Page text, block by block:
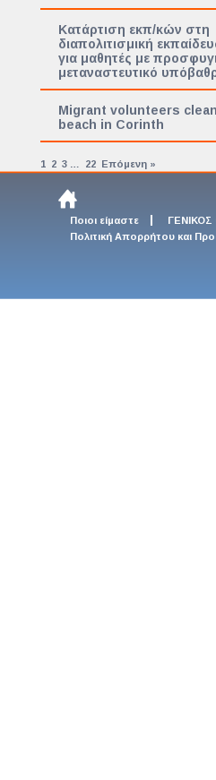
Κατάρτιση εκπ/κών στη
διαπολιτισμική
για μαθητές με
μεταναστευτικό
Migrant volunteers
beach in Corinth
1 2 3 22 Επόμενη »
Ποιοι είμαστε
Πολιτική Απορρήτου και